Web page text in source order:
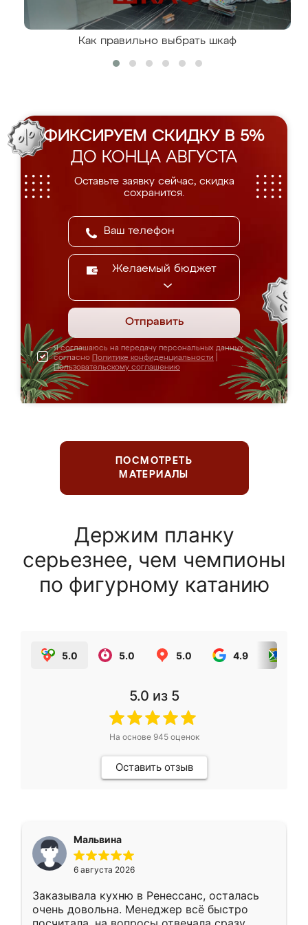
Как правильно выбрать шкаф
ФИКСИРУЕМ СКИДКУ В 5%
ДО КОНЦА АВГУСТА
Оставьте заявку сейчас, скидка
сохранится.
Желаемый бюджет
Отправить
Я соглашаюсь на передачу персональных данных
согласно Политике конфиденциальности
Пользовательскому соглашению
ПОСМОТРЕТЬ
МАТЕРИАЛЫ
Держим планку
серьезнее, чем чемпионы
по фигурному катанию
5.0 5.0 5.0 4.9
5.0 из 5
На основе 945оценок
Оставить отзыв
Мальвина
6 августа 2026
Заказывала кухню в Ренессанс, осталась
очень довольна. Менеджер всё быстро